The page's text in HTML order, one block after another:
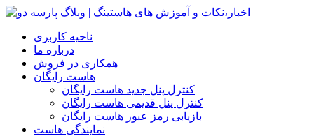
ناحیه کاربری
درباره ما
همکاری در فروش
هاست رایگان
کنترل پنل جدید هاست رایگان
کنترل پنل قدیمی هاست رایگان
بازیابی رمز عبور هاست رایگان
نمایندگی هاست